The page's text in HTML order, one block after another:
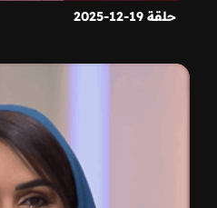
حلقة 19-12-2025